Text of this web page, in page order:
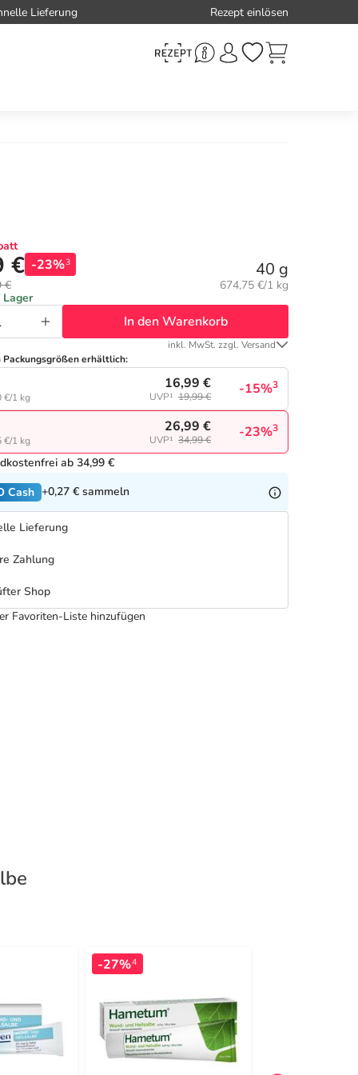
Lieferung Rezept einlösen
€ -23%3
€
40 g
Grundpreis:
674,75 €/1 kg
In den Warenkorb
inkl. MwSt. zzgl. Versand
Packungsgrößen erhältlich:
€/1 kg
16,99 €
UVP¹ 19,99 € -15%3
€/1 kg
26,99 €
UVP¹ 34,99 € -23%3
ab 34,99 €
Cash +0,27 € sammeln
Lieferung
Zahlung
Shop
Favoriten-Liste hinzufügen
-27%4